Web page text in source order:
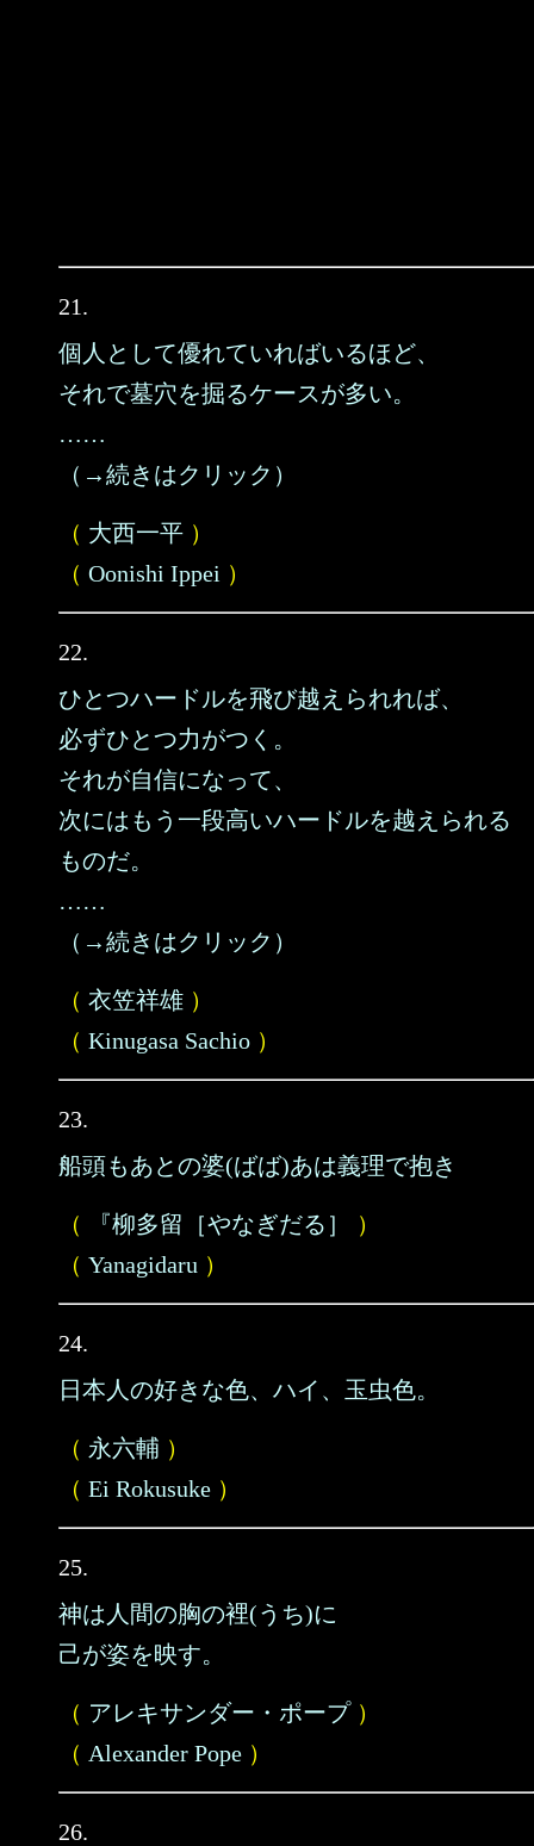
21.
個人として優れていればいるほど、
それで墓穴を掘るケースが多い。
……
（→続きはクリック）
（ 大西一平 ）
（ Oonishi Ippei ）
22.
ひとつハードルを飛び越えられれば、
必ずひとつ力がつく。
それが自信になって、
次にはもう一段高いハードルを越えられる
ものだ。
……
（→続きはクリック）
（ 衣笠祥雄 ）
（ Kinugasa Sachio ）
23.
船頭もあとの婆(ばば)あは義理で抱き
（ 『柳多留［やなぎだる］
）
（ Yanagidaru ）
24.
日本人の好きな色、ハイ、玉虫色。
（ 永六輔 ）
（ Ei Rokusuke ）
25.
神は人間の胸の裡(うち)に
己が姿を映す。
（ アレキサンダー・ポープ）
（ Alexander Pope ）
26.